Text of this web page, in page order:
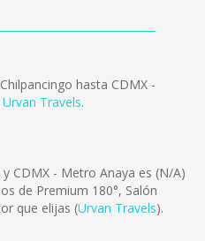
hasta CDMX -
Urvan Travels.
CDMX - Metro Anaya es (N/A)
de Premium 180°, Salón
que elijas (Urvan Travels).